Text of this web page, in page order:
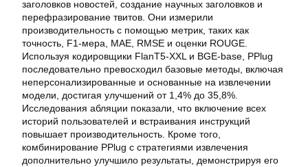
заголовков новостей, создание научных заголовков и
перефразирование твитов. Они измерили
производительность с помощью метрик, таких как
точность, F1-мера, MAE, RMSE и оценки ROUGE.
Используя кодировщики FlanT5-XXL и BGE-base, PPlug
последовательно превосходил базовые методы, включая
неперсонализированные и основанные на извлечении
модели, достигая улучшений от 1,4% до 35,8%.
Исследования абляции показали, что включение всех
историй пользователей и встраивания инструкций
повышает производительность. Кроме того,
комбинирование PPlug с стратегиями извлечения
дополнительно улучшило результаты, демонстрируя его